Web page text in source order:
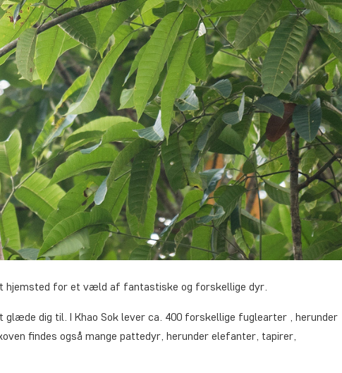
hjemsted for et væld af fantastiske og forskellige dyr.
dig til. I Khao Sok lever ca. 400 forskellige fuglearter , herunder
findes også mange pattedyr, herunder elefanter, tapirer,